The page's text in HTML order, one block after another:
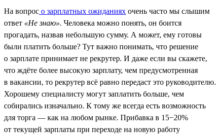
На вопрос о зарплатных ожиданиях очень часто мы слышим
ответ «Не знаю». Человека можно понять, он боится
прогадать, назвав небольшую сумму. А может, ему готовы
были платить больше? Тут важно понимать, что решение
о зарплате принимает не рекрутер. И даже если вы скажете,
что ждёте более высокую зарплату, чем предусмотренная
в вакансии, то рекрутер всё равно передаст это руководителю.
Хорошему специалисту могут заплатить больше, чем
собирались изначально. К тому же всегда есть возможность
для торга — как на любом рынке. Прибавка в 15−20%
от текущей зарплаты при переходе на новую работу